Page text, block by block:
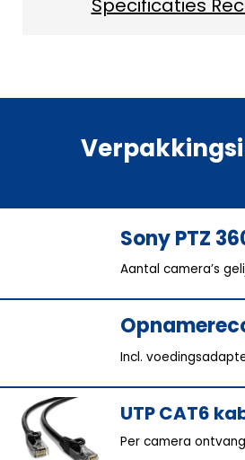
Specificaties
Sony PTZ
Aantal camera’s
Incl.
UTP CAT6
Per camera